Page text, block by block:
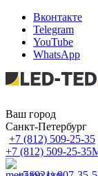
Вконтакте
Telegram
YouTube
WhatsApp
Ваш город
Санкт-Петербург
+7 (812) 509-25-35
+7 (812) 509-25-35